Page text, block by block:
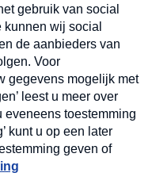
op onze
in uw